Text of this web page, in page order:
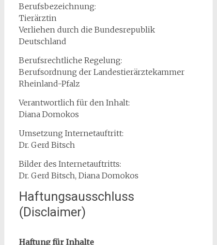
Berufsbezeichnung:
Tierärztin
Verliehen durch die Bundesrepublik
Deutschland
Berufsrechtliche Regelung:
Berufsordnung der Landestierärztekammer
Rheinland-Pfalz
Verantwortlich für den Inhalt:
Diana Domokos
Umsetzung Internetauftritt:
Dr. Gerd Bitsch
Bilder des Internetauftritts:
Dr. Gerd Bitsch, Diana Domokos
Haftungsausschluss
(Disclaimer)
Haftung für Inhalte